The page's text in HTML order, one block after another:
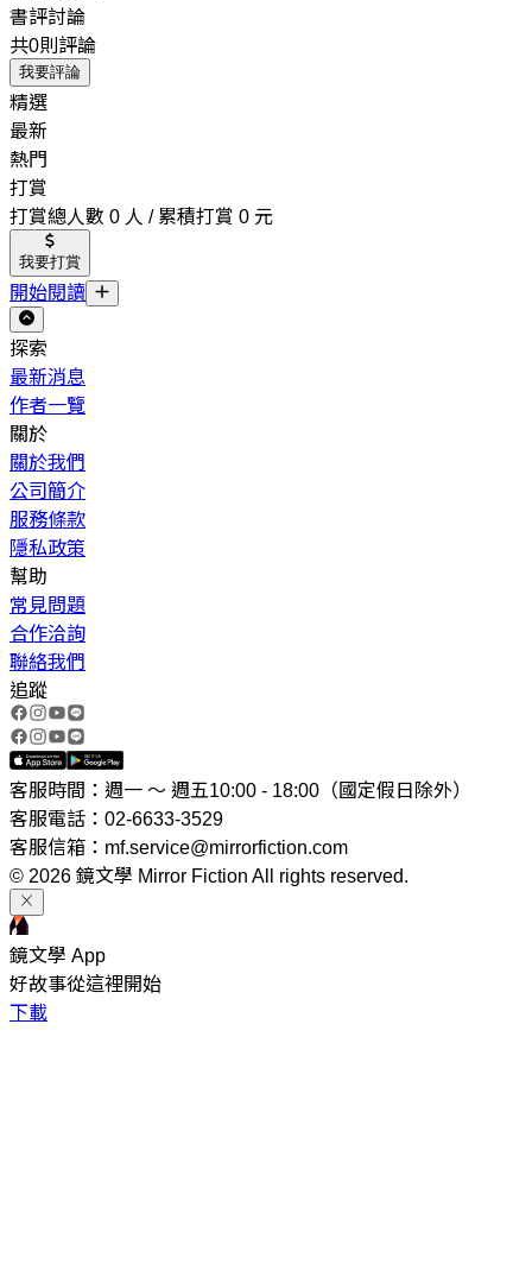
書評討論
共0則評論
我要評論
精選
最新
熱門
打賞
打賞總人數 0 人 / 累積打賞 0 元
我要打賞
開始閱讀
探索
最新消息
作者一覽
關於
關於我們
公司簡介
服務條款
隱私政策
幫助
常見問題
合作洽詢
聯絡我們
追蹤
客服時間：週一 ～ 週五10:00 - 18:00（國定假日除外）
客服電話：02-6633-3529
客服信箱：mf.service@mirrorfiction.com
© 2026 鏡文學 Mirror Fiction All rights reserved.
鏡文學 App
好故事從這裡開始
下載